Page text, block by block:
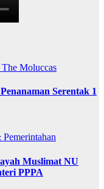
The Moluccas
Serentak 1
Muslimat NU
PPPA